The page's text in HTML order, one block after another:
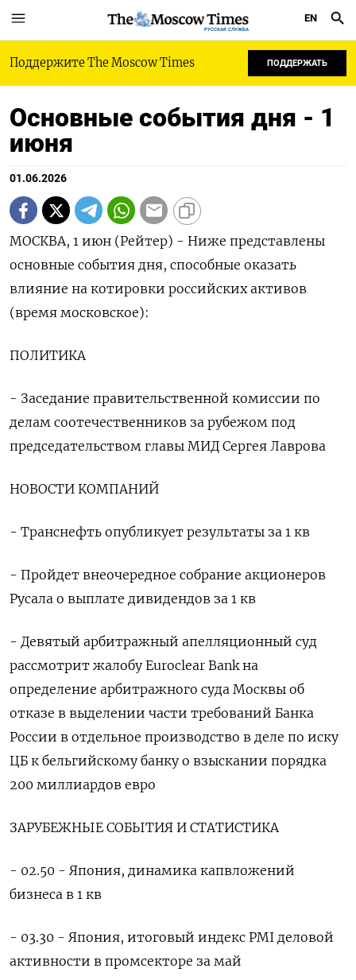
РУССКАЯ СЛУЖБА
EN
Поддержите The Moscow Times ПОДДЕРЖАТЬ
Основные события дня - 1
июня
01.06.2026
МОСКВА, 1 июн (Рейтер) - Ниже представлены
основные события дня, способные оказать
влияние на котировки российских активов
(время московское):
ПОЛИТИКА
- Заседание правительственной комиссии по
делам соотечественников за рубежом под
председательством главы МИД Сергея ‌Лаврова
НОВОСТИ КОМПАНИЙ
- Транснефть опубликует результаты за 1 кв
- Пройдет внеочередное собрание акционеров
Русала о выплате дивидендов за 1 кв
- Девятый арбитражный апелляционный суд
рассмотрит жалобу Euroclear Bank ​на
определение арбитражного суда ​Москвы об
отказе в ​выделении части требований ⁠Банка
России в отдельное производство в деле по иску
‌ЦБ к бельгийскому банку о взыскании порядка
‌200 миллиардов евро
ЗАРУБЕЖНЫЕ СОБЫТИЯ И СТАТИСТИКА
- 02.50 - Япония, динамика капвложений
бизнеса в ​1 кв
- 03.30 - Япония, итоговый индекс PMI деловой
активности в промсекторе ‌за май